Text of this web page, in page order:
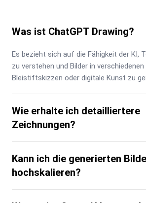
Was ist ChatGPT Drawing?
Es bezieht sich auf die Fähigkeit der KI,
zu verstehen und Bilder in verschiedenen
Bleistiftskizzen oder digitale Kunst zu
Wie erhalte ich detailliertere
Zeichnungen?
Kann ich die generierten
hochskalieren?